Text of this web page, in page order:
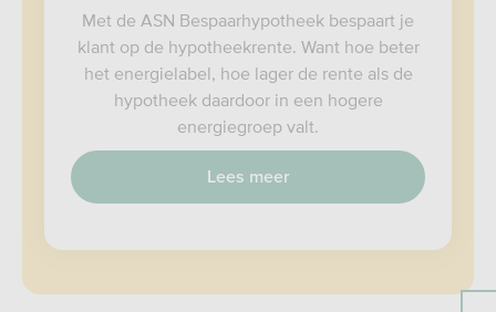
Met de ASN Bespaarhypotheek bespaart je
klant op de hypotheekrente. Want hoe beter
het energielabel, hoe lager de rente als de
hypotheek daardoor in een hogere
energiegroep valt.
Lees meer